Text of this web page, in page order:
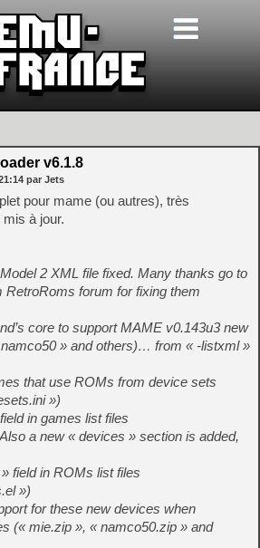
v6.1.8
par Jets
pour mame (ou autres), très
à jour.
2 XML file fixed. Many thanks go to
RetroRoms forum for fixing them
core to support MAME v0.143u3 new
» and others)… from « -listxml »
that use ROMs from device sets
»)
in games list files
a new « devices » section is added,
field in ROMs list files
»)
for these new devices when
(« mie.zip », « namco50.zip » and